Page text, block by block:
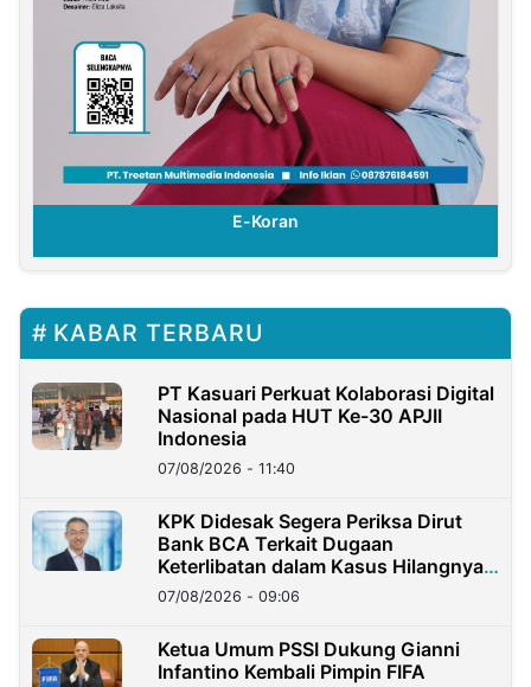
E-Koran
KABAR TERBARU
PT Kasuari Perkuat Kolaborasi Digital
Nasional pada HUT Ke-30 APJII
Indonesia
07/08/2026 - 11:40
KPK Didesak Segera Periksa Dirut
Bank BCA Terkait Dugaan
Keterlibatan dalam Kasus Hilangnya
Dana Nasabah Rp2,58 Miliar
07/08/2026 - 09:06
Ketua Umum PSSI Dukung Gianni
Infantino Kembali Pimpin FIFA